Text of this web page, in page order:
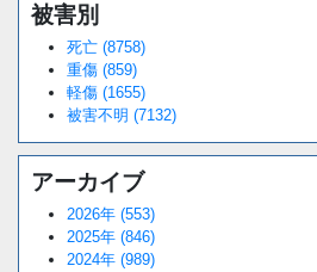
被害別
死亡 (8758)
重傷 (859)
軽傷 (1655)
被害不明 (7132)
アーカイブ
2026年 (553)
2025年 (846)
2024年 (989)